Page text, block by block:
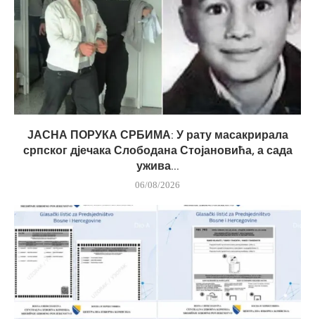
ЈАСНА ПОРУКА СРБИМА: У рату масакрирала
српског дјечака Слободана Стојановића, а сада
ужива...
06/08/2026